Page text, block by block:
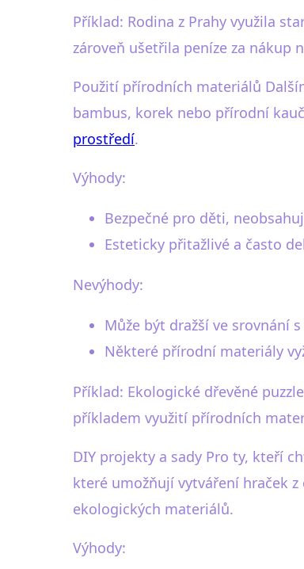
Příklad: Rodina z Prahy využila
zároveň ušetřila peníze za nákup
Použití přírodních materiálů
bambus, korek nebo přírodní
prostředí.
Výhody:
Bezpečné pro děti,
Esteticky přitažlivé a často
Nevýhody:
Může být dražší ve srovnání
Některé přírodní materiály
Příklad: Ekologické dřevěné
příkladem využití přírodních
DIY projekty a sady Pro ty, kteří
které umožňují vytváření hraček
ekologických materiálů.
Výhody: